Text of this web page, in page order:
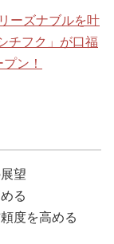
ーズナブルを叶
チフク」が口福
ン！
望
る
度を高める